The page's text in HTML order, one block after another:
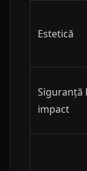
Estetică
Siguranță
impact